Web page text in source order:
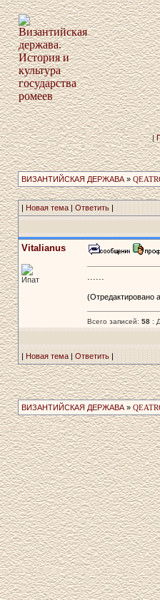
|
ВИЗАНТИЙСКАЯ ДЕРЖАВА»
| Новая тема|Ответить|
Vitalianus
Ипат ......
(Отредактировано
Всего записей: 58:
| Новая тема|Ответить|
ВИЗАНТИЙСКАЯ ДЕРЖАВА»